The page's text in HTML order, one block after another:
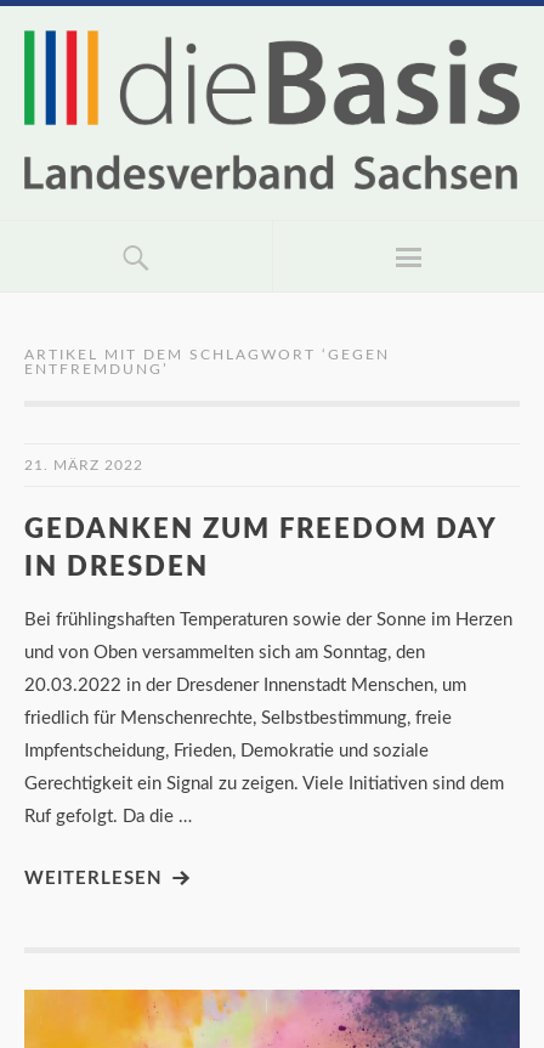
ARTIKEL MIT DEM SCHLAGWORT ‘ GEGEN
ENTFREMDUNG ’
21. MÄRZ 2022
GEDANKEN ZUM FREEDOM DAY
IN DRESDEN
Bei frühlingshaften Temperaturen sowie der Sonne im Herzen
und von Oben versammelten sich am Sonntag, den
20.03.2022 in der Dresdener Innenstadt Menschen, um
friedlich für Menschenrechte, Selbstbestimmung, freie
Impfentscheidung, Frieden, Demokratie und soziale
Gerechtigkeit ein Signal zu zeigen. Viele Initiativen sind dem
Ruf gefolgt. Da die …
WEITERLESEN